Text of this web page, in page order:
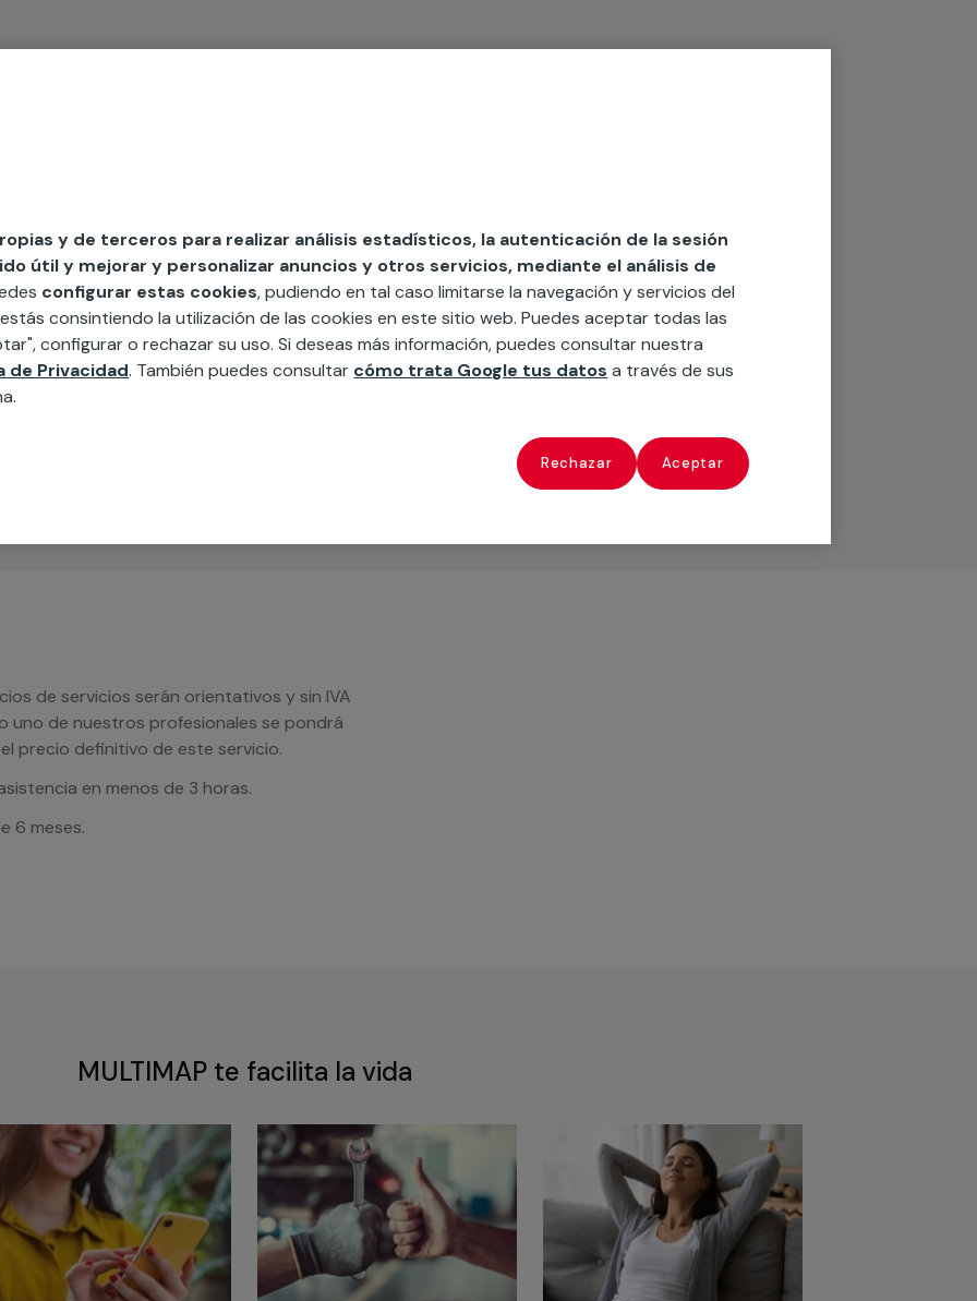
etc. Cuéntanos que necesitas
de servicios serán orientativos y sin IVA
uno de nuestros profesionales se pondrá
precio definitivo de este servicio.
en menos de 3 horas.
6 meses.
MULTIMAP te facilita la vida
y de terceros para realizar análisis estadísticos, la autenticación de la sesión
útil y mejorar y personalizar anuncios y otros servicios, mediante el análisis de
configurar estas cookies, pudiendo en tal caso limitarse la navegación y servicios del
consintiendo la utilización de las cookies en este sitio web. Puedes aceptar todas las
configurar o rechazar su uso. Si deseas más información, puedes consultar nuestra
de Privacidad. También puedes consultar cómo trata Google tus datos a través de sus
Rechazar Aceptar